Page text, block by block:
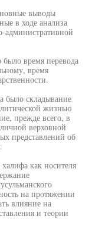
выводы
в ходе анализа
административной
время перевода
время
было складывание
жизнью
прежде всего, в
верховной
представлений об
как носителя
на протяжении
влияние на
и теории